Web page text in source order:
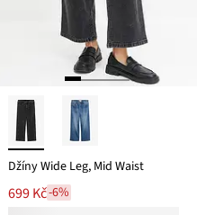
Džíny Wide Leg, Mid Waist
699 Kč-6%